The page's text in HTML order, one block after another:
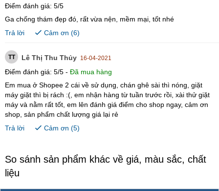
Điểm đánh giá: 5/5
Ga chống thám đẹp đó, rất vừa nện, mềm mại, tốt nhé
Trả lời
Cảm ơn (6)
TT Lê Thị Thu Thủy 16-04-2021
Điểm đánh giá: 5/5 - Đã mua hàng
Em mua ở Shopee 2 cái về sử dụng, chán ghê sài thì nóng, giặt
máy giặt thì bị rách :(, em nhận hàng từ tuần trước rồi, xài thử giặt
máy và nằm rất tốt, em lên đánh giá điểm cho shop ngay, cảm ơn
shop, sản phẩm chất lượng giá lại rẻ
Trả lời
Cảm ơn (5)
So sánh sản phẩm khác về giá, màu sắc, chất
liệu